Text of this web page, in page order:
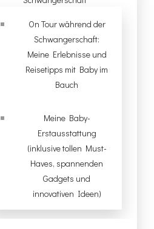
On Tour während der
Schwangerschaft:
Meine Erlebnisse und
Reisetipps mit Baby im
Bauch
Meine Baby-
Erstausstattung
(inklusive tollen Must-
Haves, spannenden
Gadgets und
innovativen Ideen)